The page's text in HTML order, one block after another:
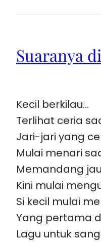
Suaranya
Kecil berkilau…
Terlihat ceria
Jari-jari yang
Mulai menari
Memandang
Kini mulai
Si kecil mulai
Yang pertama
Lagu untuk